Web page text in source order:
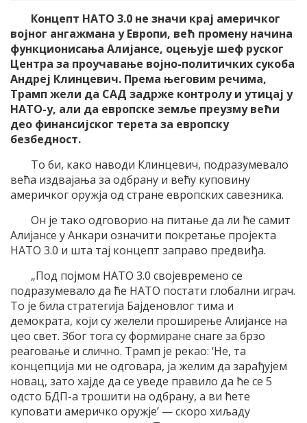
Концепт НАТО 3.0 не значи крај америчког
војног ангажмана у Европи, већ промену начина
функционисања Алијансе, оцењује шеф руског
Центра за проучавање војно-политичких сукоба
Андреј Клинцевич. Према његовим речима,
Трамп жели да САД задрже контролу и утицај у
НАТО-у, али да европске земље преузму већи
део финансијског терета за европску
безбедност.
То би, како наводи Клинцевич, подразумевало
већа издвајања за одбрану и већу куповину
америчког оружја од стране европских савезника.
Он је тако одговорио на питање да ли ће самит
Алијансе у Анкари означити покретање пројекта
НАТО 3.0 и шта тај концепт заправо предвиђа.
„Под појмом НАТО 3.0 својевремено се
подразумевало да ће НАТО постати глобални играч.
То је била стратегија Бајденoвлог тима и
демократа, који су желели проширење Алијансе на
цео свет. Због тога су формиране снаге за брзо
реаговање и слично. Трамп је рекао: ‘Не, та
концепција ми не одговара, ја желим да зарађујем
новац, зато хајде да се уведе правило да ће се 5
одсто БДП-а трошити на одбрану, а ви ћете
куповати америчко оружје’ — скоро хиљаду